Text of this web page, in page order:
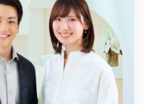
おすすめです。
けたいNGな質問と対応方法
、相手に不快感を与えるNGな質問を
コミュニケーションの基本です。特
」「家族構成」など、プライベート